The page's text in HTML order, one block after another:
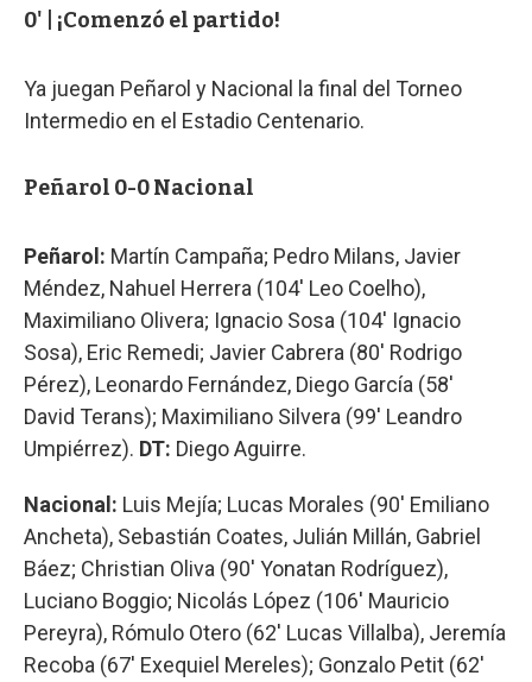
0' | ¡Comenzó el partido!
Ya juegan Peñarol y Nacional la final del Torneo
Intermedio en el Estadio Centenario.
Peñarol 0-0 Nacional
Peñarol: Martín Campaña; Pedro Milans, Javier
Méndez, Nahuel Herrera (104' Leo Coelho),
Maximiliano Olivera; Ignacio Sosa (104' Ignacio
Sosa), Eric Remedi; Javier Cabrera (80' Rodrigo
Pérez), Leonardo Fernández, Diego García (58'
David Terans); Maximiliano Silvera (99' Leandro
Umpiérrez). DT: Diego Aguirre.
Nacional: Luis Mejía; Lucas Morales (90' Emiliano
Ancheta), Sebastián Coates, Julián Millán, Gabriel
Báez; Christian Oliva (90' Yonatan Rodríguez),
Luciano Boggio; Nicolás López (106' Mauricio
Pereyra), Rómulo Otero (62' Lucas Villalba), Jeremía
Recoba (67' Exequiel Mereles); Gonzalo Petit (62'